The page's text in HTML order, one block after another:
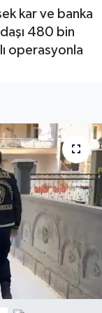
kar ve banka
480 bin
operasyonla